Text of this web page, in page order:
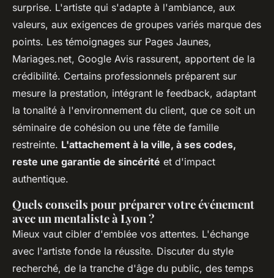
surprise. L'artiste qui s'adapte à l'ambiance, aux
valeurs, aux exigences de groupes variés marque des
points. Les témoignages sur Pages Jaunes,
Mariages.net, Google Avis rassurent, apportent de la
crédibilité. Certains professionnels préparent sur
mesure la prestation, intégrant le feedback, adaptant
la tonalité à l'environnement du client, que ce soit un
séminaire de cohésion ou une fête de famille
restreinte. L'attachement à la ville, à ses codes,
reste une garantie de sincérité et d'impact
authentique.
Quels conseils pour préparer votre événement
avec un mentaliste à Lyon ?
Mieux vaut cibler d'emblée vos attentes. L'échange
avec l'artiste fonde la réussite. Discuter du style
recherché, de la tranche d'âge du public, des temps